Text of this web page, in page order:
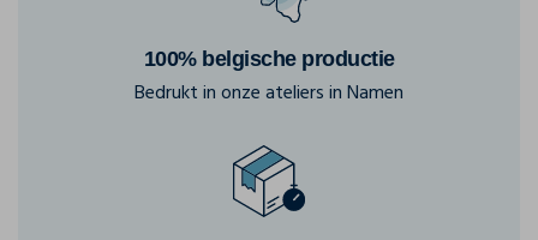
100% belgische productie
Bedrukt in onze ateliers in Namen